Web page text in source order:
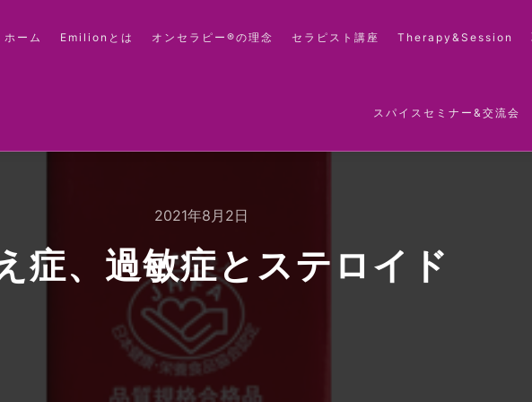
ホーム Emilionとは オンセラピー®の理念 セラピスト講座 Therapy&Session
スパイスセミナー&交流会
2021年8月2日
症、過敏症とステロイド